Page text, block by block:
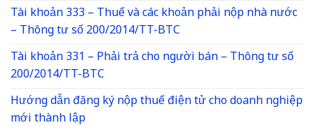
Tài khoản 333 – Thuế và các khoản phải nộp nhà nước
– Thông tư số 200/2014/TT-BTC
Tài khoản 331 – Phải trả cho người bán – Thông tư số
200/2014/TT-BTC
Hướng dẫn đăng ký nộp thuế điện tử cho doanh nghiệp
mới thành lập